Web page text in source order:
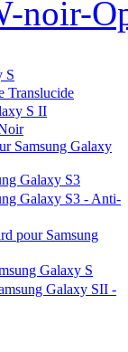
noir-
S
Translucide
S II
Samsung Galaxy
Galaxy S3
Galaxy S3 - Anti-
pour Samsung
Galaxy S
Galaxy SII -